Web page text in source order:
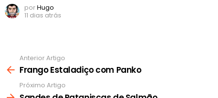
porHugo
11 dias atrás
mais
Anterior Artigo
Frango Estaladiço com Panko
Próximo Artigo